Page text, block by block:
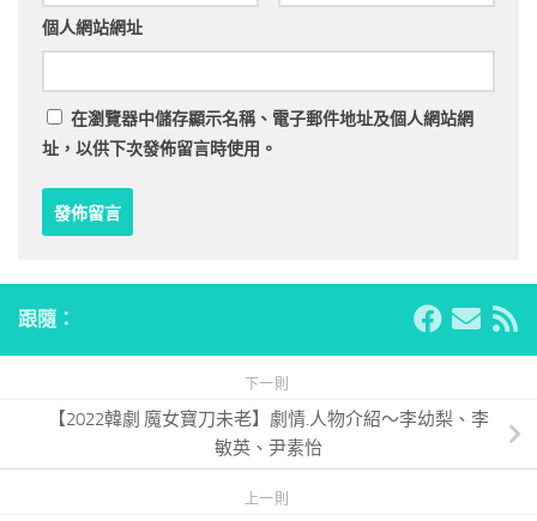
個人網站網址
在瀏覽器中儲存顯示名稱、電子郵件地址及個人網站網
址，以供下次發佈留言時使用。
跟隨：
下一則
【2022韓劇 魔女寶刀未老】劇情.人物介紹～李幼梨、李
敏英、尹素怡
上一則